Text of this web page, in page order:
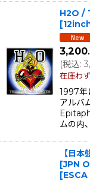
H2O /
3,200
(税込:
在庫わ
1997
アルバ
ムの内
【日
[JPN
[